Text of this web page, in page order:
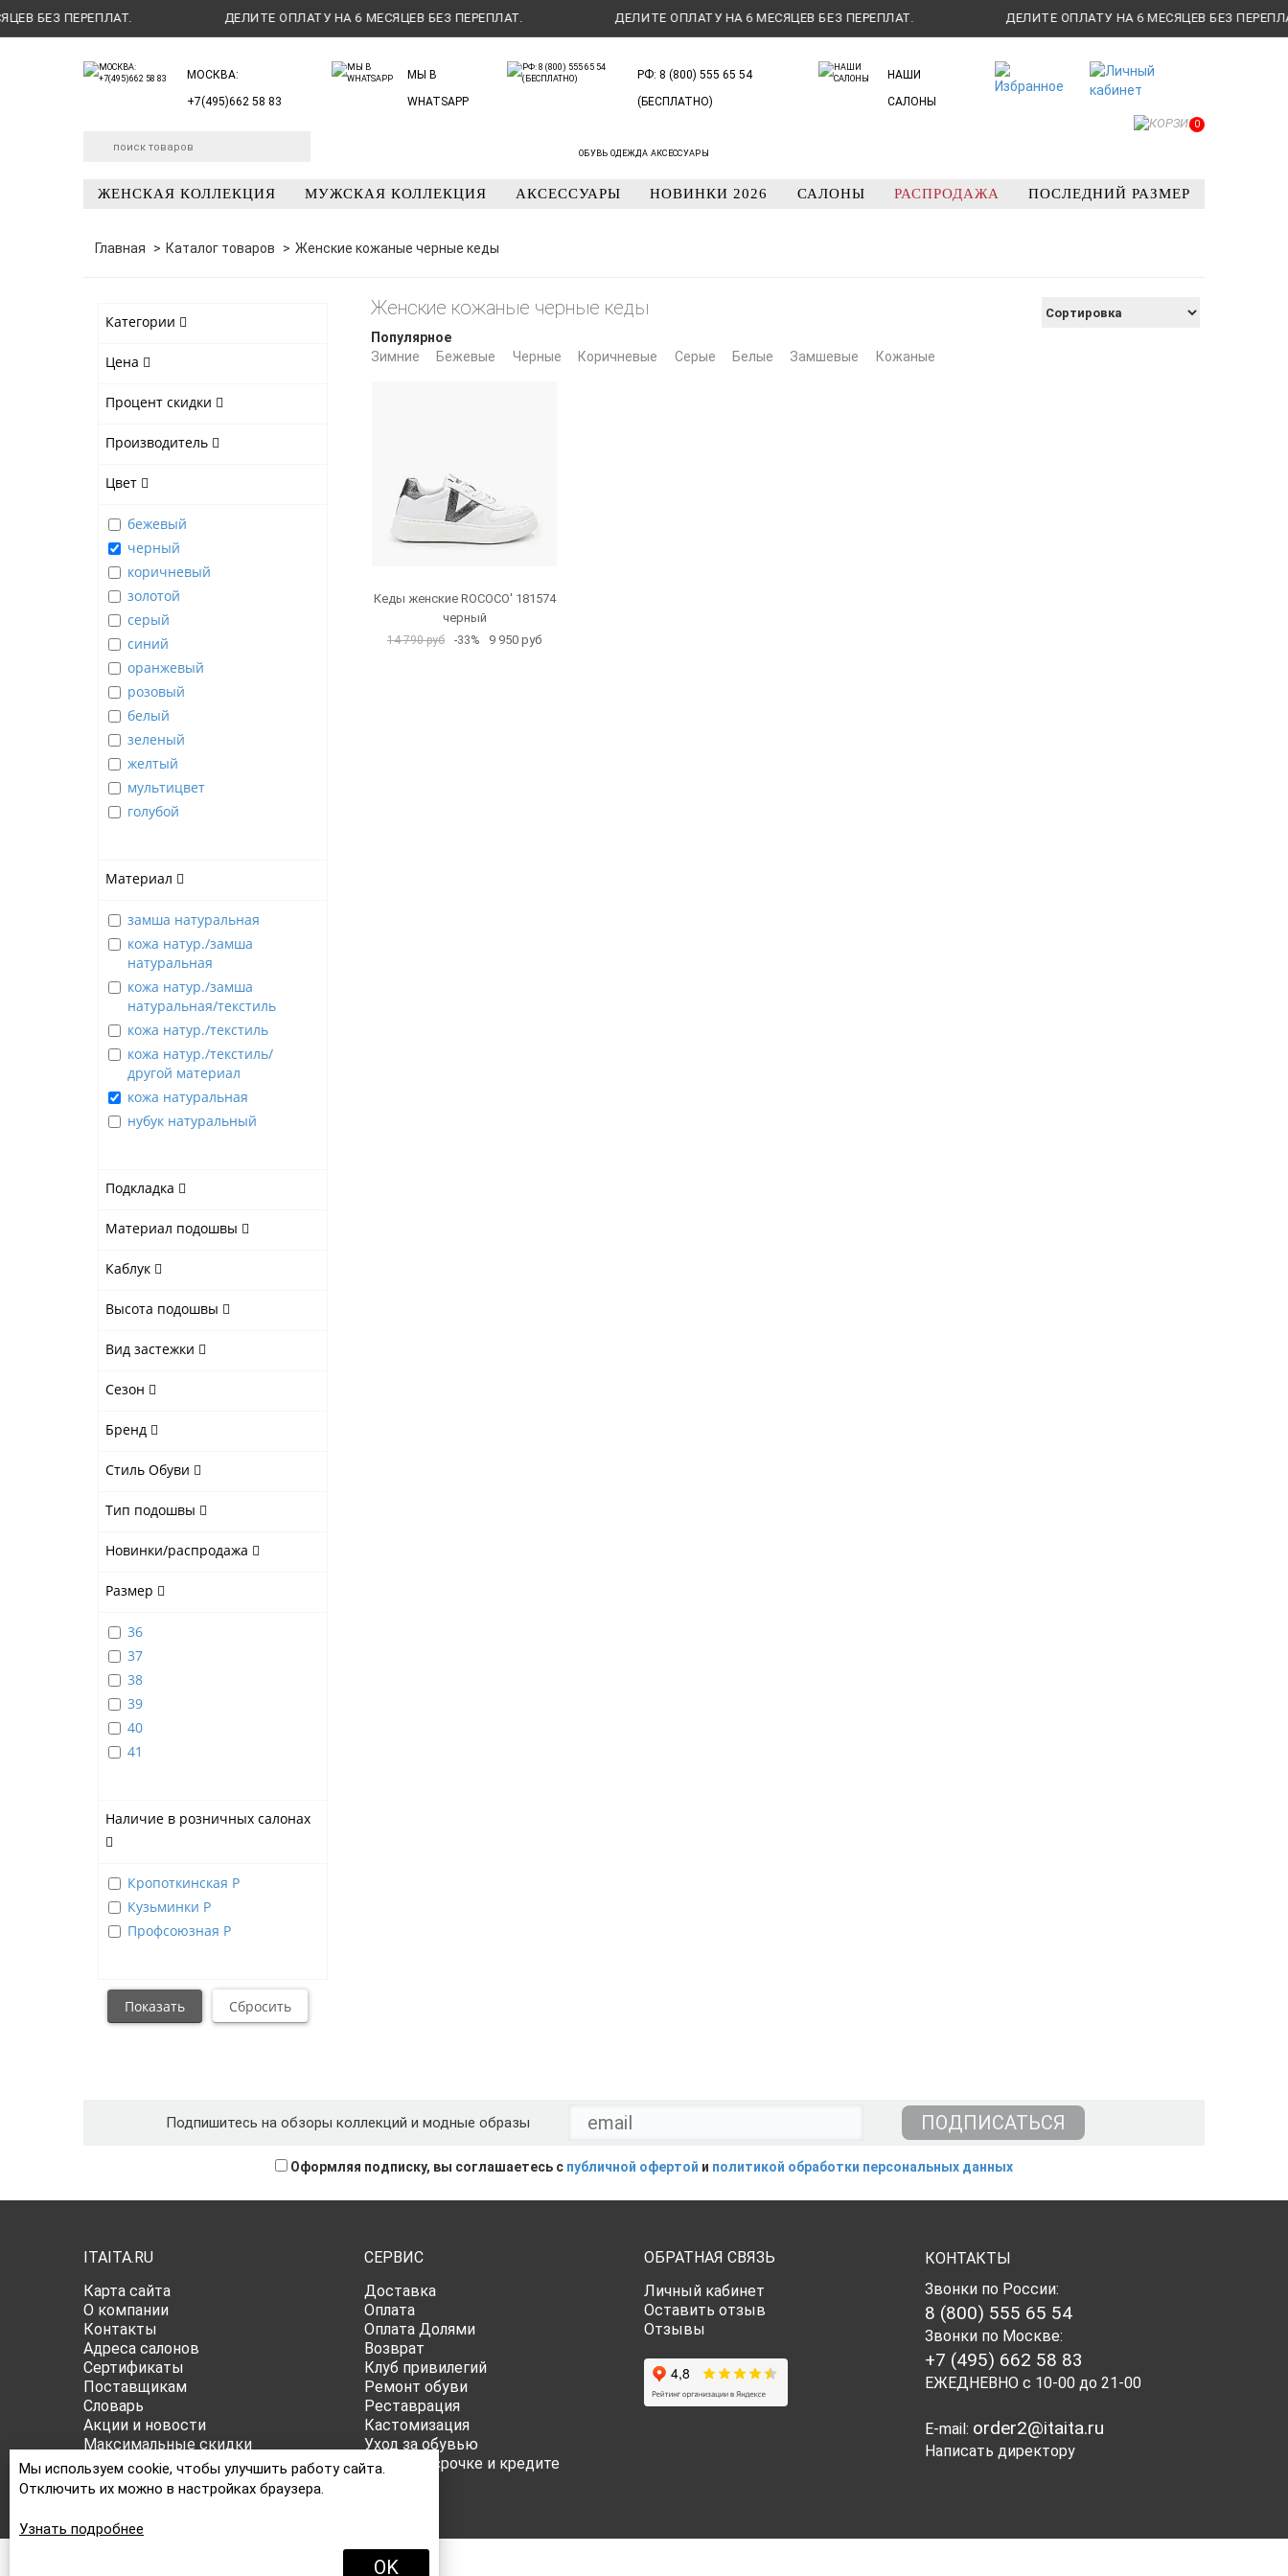
ПЕРЕПЛАТ. ДЕЛИТЕ ОПЛАТУ НА 6 МЕСЯЦЕВ БЕЗ ПЕРЕПЛАТ. ДЕЛИТЕ ОПЛАТУ НА 6 МЕСЯЦЕВ БЕЗ ПЕРЕПЛАТ. ДЕЛИТЕ ОПЛАТУ НА 6 МЕСЯЦЕВ БЕЗ ПЕРЕПЛАТ.
МОСКВА:
+7(495)662 58 83
МЫ В
WHATSAPP
РФ: 8 (800) 555 65 54
(БЕСПЛАТНО)
НАШИ
САЛОНЫ
ОБУВЬ ОДЕЖДА АКСЕССУАРЫ
0
ЖЕНСКАЯ КОЛЛЕКЦИЯ МУЖСКАЯ КОЛЛЕКЦИЯ АКСЕССУАРЫ НОВИНКИ 2026 САЛОНЫ РАСПРОДАЖА ПОСЛЕДНИЙ РАЗМЕР
Главная Каталог товаров Женские кожаные черные кеды
Категории
Цена
Процент скидки
Производитель
Цвет
бежевый
черный
коричневый
золотой
серый
синий
оранжевый
розовый
белый
зеленый
желтый
мультицвет
голубой
Материал
замша натуральная
кожа натур./замша
натуральная
кожа натур./замша
натуральная/текстиль
кожа натур./текстиль
кожа натур./текстиль/
другой материал
кожа натуральная
нубук натуральный
Подкладка
Материал подошвы
Каблук
Высота подошвы
Вид застежки
Сезон
Бренд
Стиль Обуви
Тип подошвы
Новинки/распродажа
Размер
36
37
38
39
40
41
Наличие в розничных салонах
Кропоткинская Р
Кузьминки Р
Профсоюзная Р
Популярное
Зимние
Бежевые Черные Коричневые Серые Белые Замшевые Кожаные
Женские кожаные черные кеды
Кеды женские ROCOCO' 181574
черный
14 790 руб -33% 9 950 руб
Подпишитесь на обзоры коллекций и модные образы
Оформляя подписку, вы соглашаетесь с публичной офертой и политикой обработки персональных данных
ITAITA.RU
Карта сайта
О компании
Контакты
Адреса салонов
Сертификаты
Поставщикам
Словарь
Акции и новости
Максимальные скидки
Публичная оферта
Политика конфиденциальности
СЕРВИС
Доставка
Оплата
Оплата Долями
Возврат
Клуб привилегий
Ремонт обуви
Реставрация
Кастомизация
Уход за обувью
Все о рассрочке и кредите
ОБРАТНАЯ СВЯЗЬ
Личный кабинет
Оставить отзыв
Отзывы
КОНТАКТЫ
Звонки по России:
8 (800) 555 65 54
Звонки по Москве:
+7 (495) 662 58 83
ЕЖЕДНЕВНО с 10-00 до 21-00
E-mail: order2@itaita.ru
Написать директору
Мы используем cookie, чтобы улучшить работу сайта.
Отключить их можно в настройках браузера.
Узнать подробнее
OK